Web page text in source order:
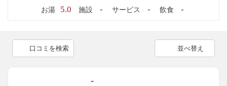
お湯 5.0 施設 - サービス - 飲食 -
口コミを検索 並べ替え
-